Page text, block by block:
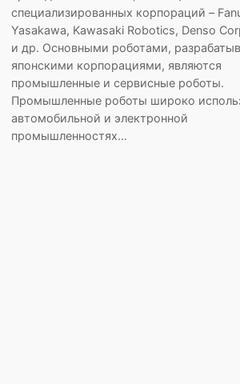
специализированных корпораций –
Yasakawa, Kawasaki Robotics, Denso
и др. Основными роботами,
японскими корпорациями, являются
промышленные и сервисные роботы.
Промышленные роботы широко
автомобильной и электронной
промышленностях…